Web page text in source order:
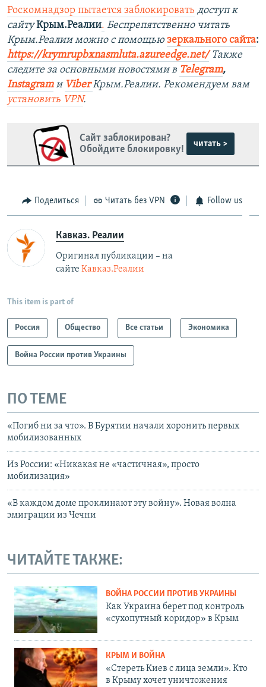
Роскомнадзор пытается заблокировать доступ к
сайтуКрым.Реалии. Беспрепятственно читать
Крым.Реалии можно с помощью зеркального сайта:
https://krymrupbxnasmluta.azureedge.net/ Также
следите за основными новостями в Telegram,
Instagram и ViberКрым.Реалии. Рекомендуем вам
установить VPN.
Сайт заблокирован?
Обойдите блокировку!
читать >
Поделиться Читать без VPN Follow us
Кавказ. Реалии
Оригинал публикации – на
сайте Кавказ.Реалии
This item is part of
Россия Общество Все статьи Экономика
Война России против Украины
ПО ТЕМЕ
«Погиб ни за что». В Бурятии начали хоронить первых
мобилизованных
Из России: «Никакая не «частичная», просто
мобилизация»
«В каждом доме проклинают эту войну». Новая волна
эмиграции из Чечни
ЧИТАЙТЕ ТАКЖЕ:
ВОЙНА РОССИИ ПРОТИВ УКРАИНЫ
Как Украина берет под контроль
«сухопутный коридор» в Крым
КРЫМ И ВОЙНА
«Стереть Киев с лица земли». Кто
в Крыму хочет уничтожения